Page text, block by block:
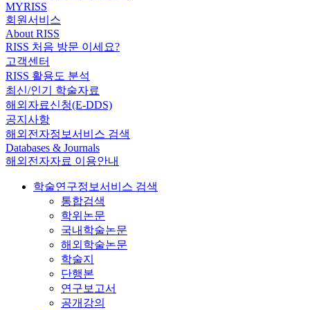
MYRISS
회원서비스
About RISS
RISS 처음 방문 이세요?
고객센터
RISS 활용도 분석
최신/인기 학술자료
해외자료신청(E-DDS)
공지사항
해외전자정보서비스 검색
Databases & Journals
해외전자자료 이용안내
학술연구정보서비스 검색
통합검색
학위논문
국내학술논문
해외학술논문
학술지
단행본
연구보고서
공개강의